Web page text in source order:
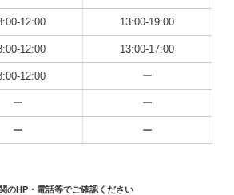
12:00 13:00-19:00
12:00 13:00-17:00
12:00 ー
ー ー
ー ー
のHP・電話等でご確認ください